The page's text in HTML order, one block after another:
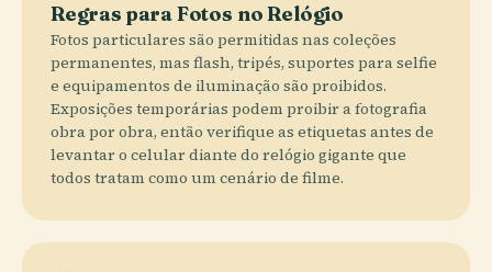
Regras para Fotos no Relógio
Fotos particulares são permitidas nas coleções
permanentes, mas flash, tripés, suportes para selfie
e equipamentos de iluminação são proibidos.
Exposições temporárias podem proibir a fotografia
obra por obra, então verifique as etiquetas antes de
levantar o celular diante do relógio gigante que
todos tratam como um cenário de filme.